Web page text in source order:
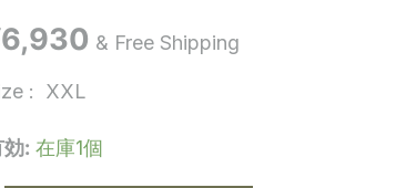
6,930 & Free Shipping
: XXL
: 在庫1個